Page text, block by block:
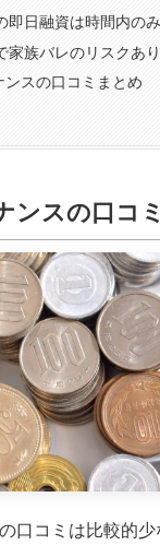
即日融資は時間内のみ
家族バレのリスクあり
スの口コミまとめ
ンスの口コ
口コミは比較的